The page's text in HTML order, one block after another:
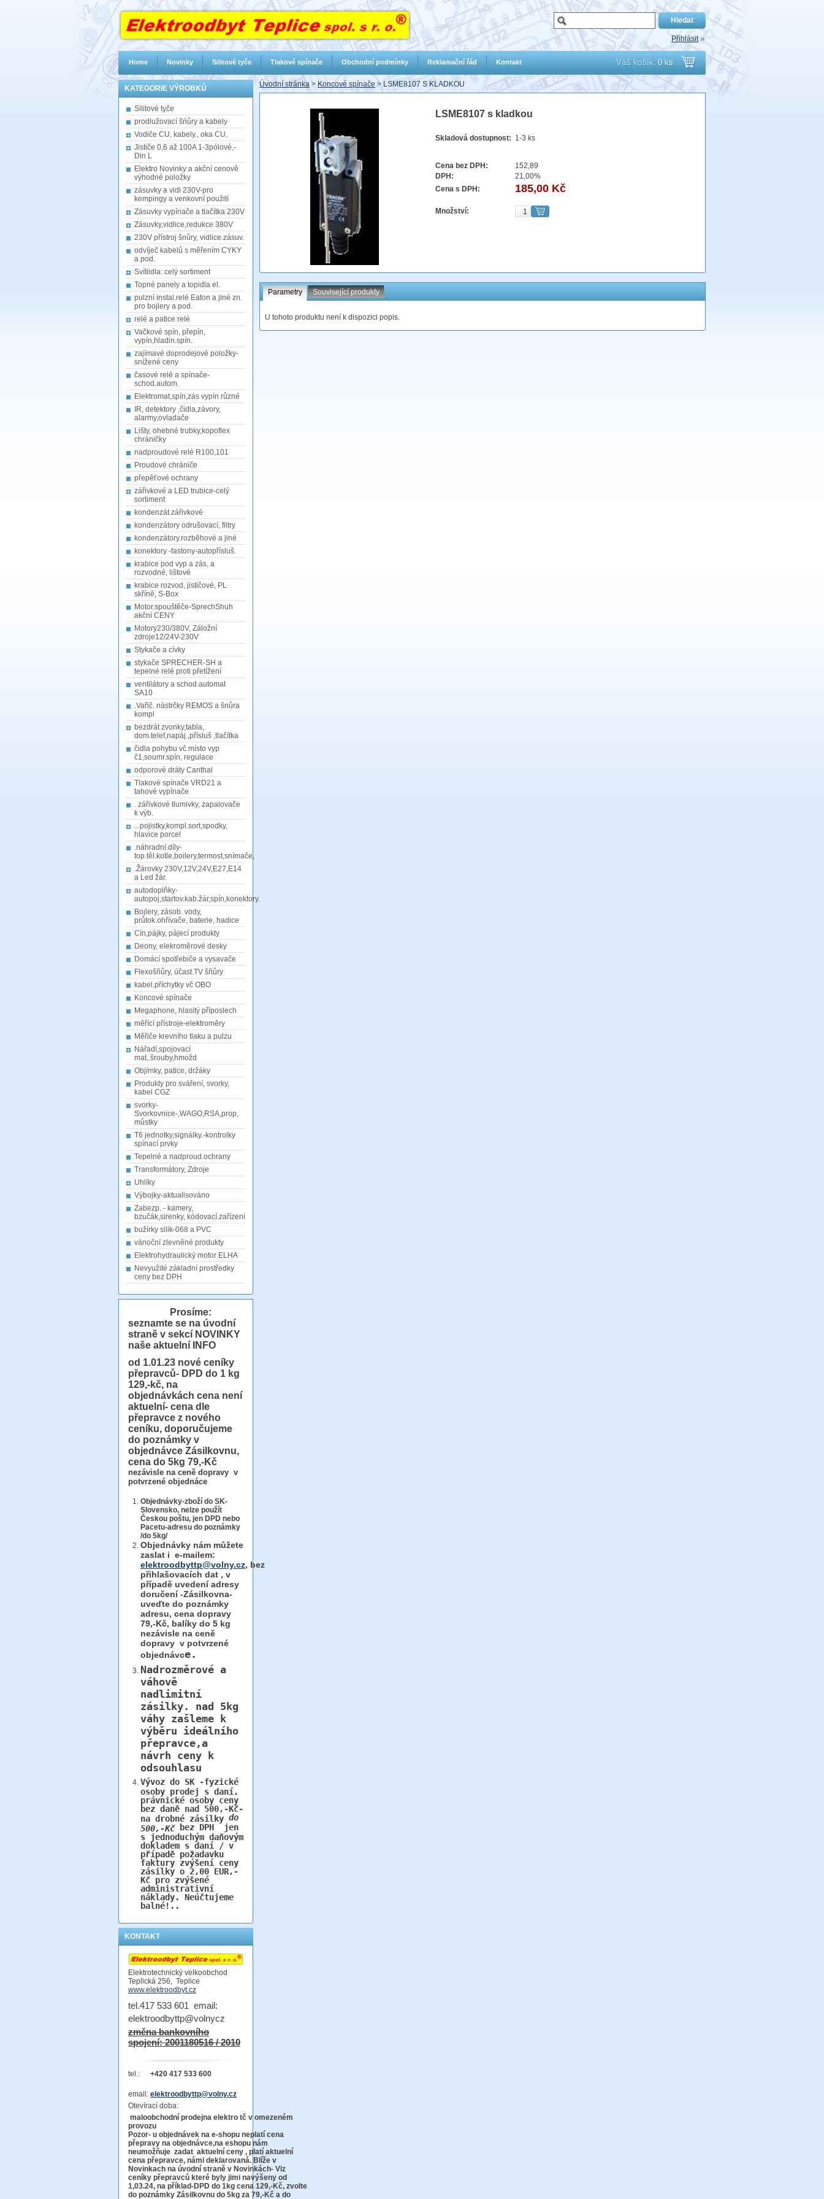
Váš košík: 0 ks
KATEGORIE VÝROBKŮ
Silitové tyče
prodlužovací šńůry a kabely
Vodiče CU, kabely., oka CU,
Jističe 0,6 až 100A 1-3pólové,-
Din L
Elektro Novinky a akční cenově
výhodné položky
zásuvky a vidl 230V-pro
kempingy a venkovní použití
Zásuvky vypínače a tlačítka 230V
Zásuvky,vidlice,redukce 380V
230V přístroj šnůry, vidlice.zásuv.
odvíječ kabelů s měřením CYKY
a pod.
Svítiidla: celý sortiment
Topné panely a topidla el.
pulzní instal.relé Eaton a jiné zn.
pro bojlery a pod.
relé a patice relé
Vačkové spín, přepín,
vypín,hladin.spín.
zajímavé doprodejové položky-
snížené ceny
časové relé a spínače-
schod.autom.
Elektromat,spín,zás vypín různé
IR, detektory ,čidla,závory,
alarmy,ovladače
Lišty, ohebné trubky,kopoflex
chráničky
nadproudové relé R100,101
Proudové chrániče
přepěťové ochrany
zářivkové a LED trubice-celý
sortiment
kondenzát.zářivkové
kondenzátory odrušovací, filtry
kondenzátory.rozběhové a jiné
konektory -fastony-autopřísluš.
krabice pod vyp a zás, a
rozvodné, lištové
krabice rozvod, jističové, PL
skříně, S-Box
Motor.spouštěče-SprechShuh
akční CENY
Motory230/380V, Záložní
zdroje12/24V-230V
Stykače a cívky
stykače SPRECHER-SH a
tepelné relé proti přetížení
ventilátory a schod.automat
SA10
.Vařič. nástrčky REMOS a šnůra
kompl
bezdrát zvonky,tabla,
dom.telef,napáj.,přísluš ,tlačítka
čidla pohybu vč místo vyp
č1,soumr.spín, regulace
odporové dráty Canthal
Tlakové spínače VRD21 a
tahové vypínače
. zářivkové tlumivky, zapalovače
k výb.
...pojistky,kompl.sort,spodky,
hlavice porcel
.náhradní.díly-
top.těl.kotle,boilery,termost,snímače,
.Žárovky 230V,12V,24V,E27,E14
a Led žár.
autodoplňky-
autopoj,startov.kab.žár,spín,konektory.
Bojlery, zásob. vody,
průtok.ohřívače, baterie, hadice
Cín,pájky, pájecí produkty
Deony, elekroměrové desky
Domácí spotřebiče a vysavače
Flexošňůry, účast.TV šňůry
kabel.příchytky vč OBO
Koncové spínače
Megaphone, hlasitý příposlech
měřící přístroje-elektroměry
Měřiče krevního tlaku a pulzu
Nářadí,spojovací
mat,.šrouby,hmožd
Objímky, patice, držáky
Produkty pro sváření, svorky,
kabel CGZ
svorky-
Svorkovnice-,WAGO,RSA,prop,
můstky
T6 jednotky,signálky.-kontrolky
spínací prvky
Tepelné a nadproud.ochrany
Transformátory, Zdroje
Uhlíky
Výbojky-aktualisováno
Zabezp. - kamery,
bzučák,sirenky, kódovací.zařízení
bužírky silik-068 a PVC
vánoční zlevněné produkty
Elektrohydraulický motor ELHA
Nevyužité základní prostředky
ceny bez DPH
Přihlásit
Prosíme:
seznamte se na úvodní
straně v sekcí NOVINKY
naše aktuelní INFO
od 1.01.23 nové ceníky
přepravců- DPD do 1 kg
129,-kč, na
objednávkách cena není
aktuelní- cena dle
přepravce z nového
ceníku, doporučujeme
do poznámky v
objednávce Zásilkovnu,
cena do 5kg 79,-Kč
nezávisle na ceně dopravy v
potvrzené objednáce
Objednávky-zboží do SK-
Slovensko, nelze použít
Českou poštu, jen DPD nebo
Pacetu-adresu do poznámky
/do 5kg/
Objednávky nám můžete
zaslat i e-mailem:
elektroodbyttp@volny.cz, bez
přihlašovacích dat , v
případě uvedení adresy
doručení -Zásilkovna-
uveďte do poznámky
adresu, cena dopravy
79,-Kč, balíky do 5 kg
nezávisle na ceně
dopravy v potvrzené
objednávce.
Nadrozměrové a
váhově
nadlimitní
zásilky. nad 5kg
váhy zašleme k
výběru ideálního
přepravce,a
návrh ceny k
odsouhlasu
Vývoz do SK -fyzické
osoby prodej s daní,
právnické osoby ceny
bez daně nad 500,-Kč-
na drobné zásilky do
500,-Kčbez DPH jen
s jednoduchým daňovým
dokladem s daní / v
případě požadavku
faktury zvýšení ceny
zásilky o 2,00 EUR,-
Kč pro zvýšené
administrativní
náklady. Neúčtujeme
balné!..
KONTAKT
Elektrotechnický velkoobchod
Teplická 256, Teplice
www.elektroodbyt.cz
tel.417 533 601 email:
elektroodbyttp@volnycz
změna bankovního
spojení: 2001180516 / 2010
tel.: +420 417 533 600
email: elektroodbyttp@volny.cz
Otevírací doba:
maloobchodní prodejna elektro tč v omezeném
provozu
Pozor- u objednávek na e-shopu neplatí cena
přepravy na objednávce,na eshopu nám
neumožňuje zadat aktuelní ceny , platí aktuelní
cena přepravce, námi deklarovaná. Blíže v
Novinkach na úvodní straně v Novinkách- Viz
ceníky přepravců které byly jimi navýšeny od
1,03.24, na příklad-DPD do 1kg cena 129,-Kč, zvolte
do poznámky Zásilkovnu do 5kg za 79,-Kč a do
Úvodní stránka > Koncové spínače > LSME8107 S KLADKOU
LSME8107 s kladkou
Skladová dostupnost: 1-3 ks
Cena bez DPH:
152,89
DPH:
21,00%
Cena s DPH:
185,00 Kč
Množství:
Parametry Související produkty
U tohoto produktu není k dispozici popis.
Home Novinky Silitové tyče Tlakové spínače Obchodní podmínky Reklamační řád Kontakt